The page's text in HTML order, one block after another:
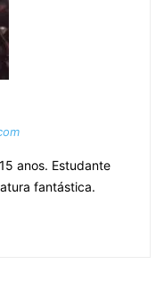
anos. Estudante
fantástica.